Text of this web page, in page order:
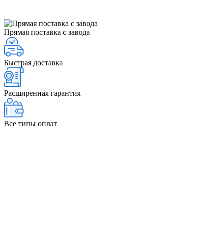
Прямая поставка с завода
Быстрая доставка
Расширенная гарантия
Все типы оплат